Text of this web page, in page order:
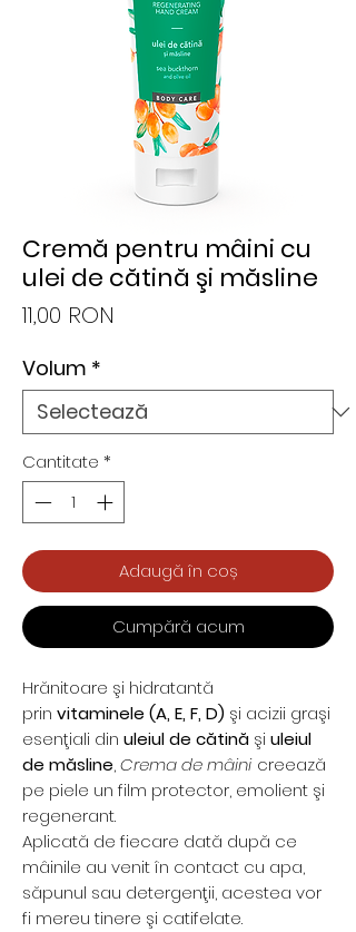
Cremă pentru mâini cu
ulei de cătină şi măsline
11,00 RON
Volum *
Cantitate *
Adaugă în coș
Cumpără acum
Hrănitoare şi hidratantă
prin vitaminele (A, E, F, D) şi acizii graşi
esenţiali din uleiul de cătină şi uleiul
de măsline,Crema de mâini creează
pe piele un film protector, emolient şi
regenerant.
Aplicată de fiecare dată după ce
mâinile au venit în contact cu apa,
săpunul sau detergenţii, acestea vor
fi mereu tinere şi catifelate.